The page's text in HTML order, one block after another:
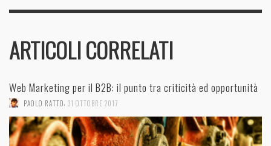
ARTICOLI CORRELATI
Web Marketing per il B2B: il punto tra criticità ed opportunità
PAOLO RATTO 31 OTTOBRE 2017